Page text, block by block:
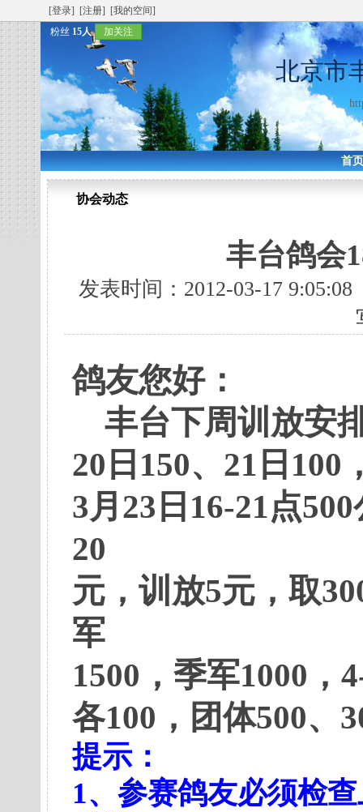
[登录] [注册]
[我的空间]
粉丝 15人 加关注
北京市
首
协会动态
丰台鸽会
发表时间：2012-03-17
鸽友您好：
丰台下周训放安
20日150、21日100
3月23日16-21点
20
元，训放5元，取
军
1500，季军1000，
各100，团体500、
提示：
1、参赛鸽友必须检